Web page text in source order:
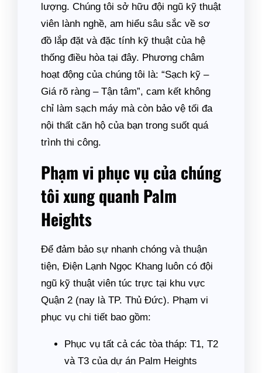
lượng. Chúng tôi sở hữu đội ngũ kỹ thuật
viên lành nghề, am hiểu sâu sắc về sơ
đồ lắp đặt và đặc tính kỹ thuật của hệ
thống điều hòa tại đây. Phương châm
hoạt động của chúng tôi là: “Sạch kỹ –
Giá rõ ràng – Tận tâm”, cam kết không
chỉ làm sạch máy mà còn bảo vệ tối đa
nội thất căn hộ của bạn trong suốt quá
trình thi công.
Phạm vi phục vụ của chúng
tôi xung quanh Palm
Heights
Để đảm bảo sự nhanh chóng và thuận
tiện, Điện Lạnh Ngọc Khang luôn có đội
ngũ kỹ thuật viên túc trực tại khu vực
Quận 2 (nay là TP. Thủ Đức). Phạm vi
phục vụ chi tiết bao gồm:
Phục vụ tất cả các tòa tháp: T1, T2
và T3 của dự án Palm Heights